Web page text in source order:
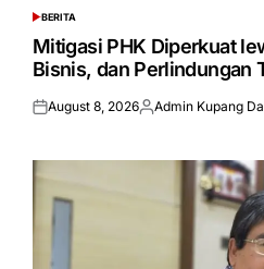
POSTED
IN
BERITA
Mitigasi PHK Diperkuat
Bisnis, dan Perlindungan
Posted
August 8, 2026Posted
Admin Kupang